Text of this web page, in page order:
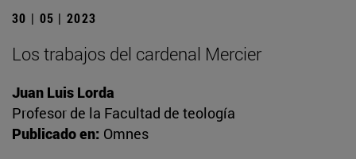
30 | 05 | 2023
Los trabajos del cardenal Mercier
Juan Luis Lorda
Profesor de la Facultad de teología
Publicado en: Omnes